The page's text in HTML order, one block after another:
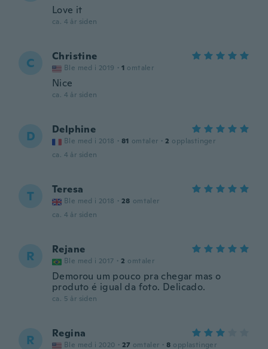
Love it
ca. 4 år siden
C Christine
Ble med i 2019 · 1 omtaler
Nice
ca. 4 år siden
D Delphine
Ble med i 2018 · 81 omtaler · 2 opplastinger
ca. 4 år siden
T Teresa
Ble med i 2018 · 28 omtaler
ca. 4 år siden
R Rejane
Ble med i 2017 · 2 omtaler
Demorou um pouco pra chegar mas o
produto é igual da foto. Delicado.
ca. 5 år siden
R Regina
Ble med i 2020 · 27 omtaler · 8 opplastinger